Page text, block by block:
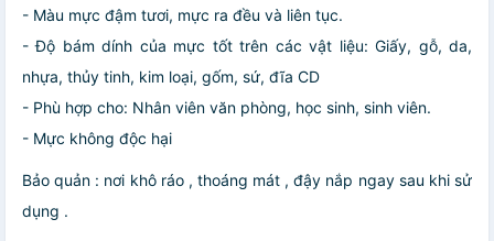
- Màu mực đậm tươi, mực ra đều và liên tục.
- Độ bám dính của mực tốt trên các vật liệu: Giấy, gỗ, da,
nhựa, thủy tinh, kim loại, gốm, sứ, đĩa CD
- Phù hợp cho: Nhân viên văn phòng, học sinh, sinh viên.
- Mực không độc hại
Bảo quản : nơi khô ráo , thoáng mát , đậy nắp ngay sau khi sử
dụng .